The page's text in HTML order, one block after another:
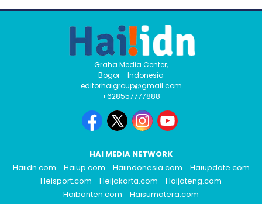
Graha Media Center,
Bogor - Indonesia
editorhaigroup@gmail.com
+628557777888
HAI MEDIA NETWORK
Haiidn.com
Haiup.com Haiindonesia.com
Haiupdate.com
Heisport.com
Heijakarta.com
Haijateng.com
Haibanten.com
Haisumatera.com